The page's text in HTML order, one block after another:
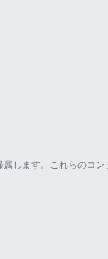
します。これらのコン